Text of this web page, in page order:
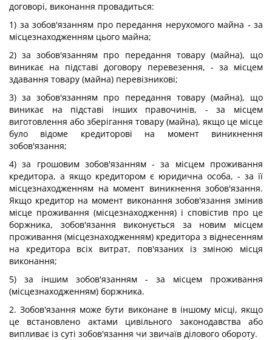
договорі, виконання провадиться:
1) за зобов'язанням про передання нерухомого майна - за
місцезнаходженням цього майна;
2) за зобов'язанням про передання товару (майна), що
виникає на підставі договору перевезення, - за місцем
здавання товару (майна) перевізникові;
3) за зобов'язанням про передання товару (майна), що
виникає на підставі інших правочинів, - за місцем
виготовлення або зберігання товару (майна), якщо це місце
було відоме кредиторові на момент виникнення
зобов'язання;
4) за грошовим зобов'язанням - за місцем проживання
кредитора, а якщо кредитором є юридична особа, - за її
місцезнаходженням на момент виникнення зобов'язання.
Якщо кредитор на момент виконання зобов'язання змінив
місце проживання (місцезнаходження) і сповістив про це
боржника, зобов'язання виконується за новим місцем
проживання (місцезнаходженням) кредитора з віднесенням
на кредитора всіх витрат, пов'язаних із зміною місця
виконання;
5) за іншим зобов'язанням - за місцем проживання
(місцезнаходженням) боржника.
2. Зобов'язання може бути виконане в іншому місці, якщо
це встановлено актами цивільного законодавства або
випливає із суті зобов'язання чи звичаїв ділового обороту.